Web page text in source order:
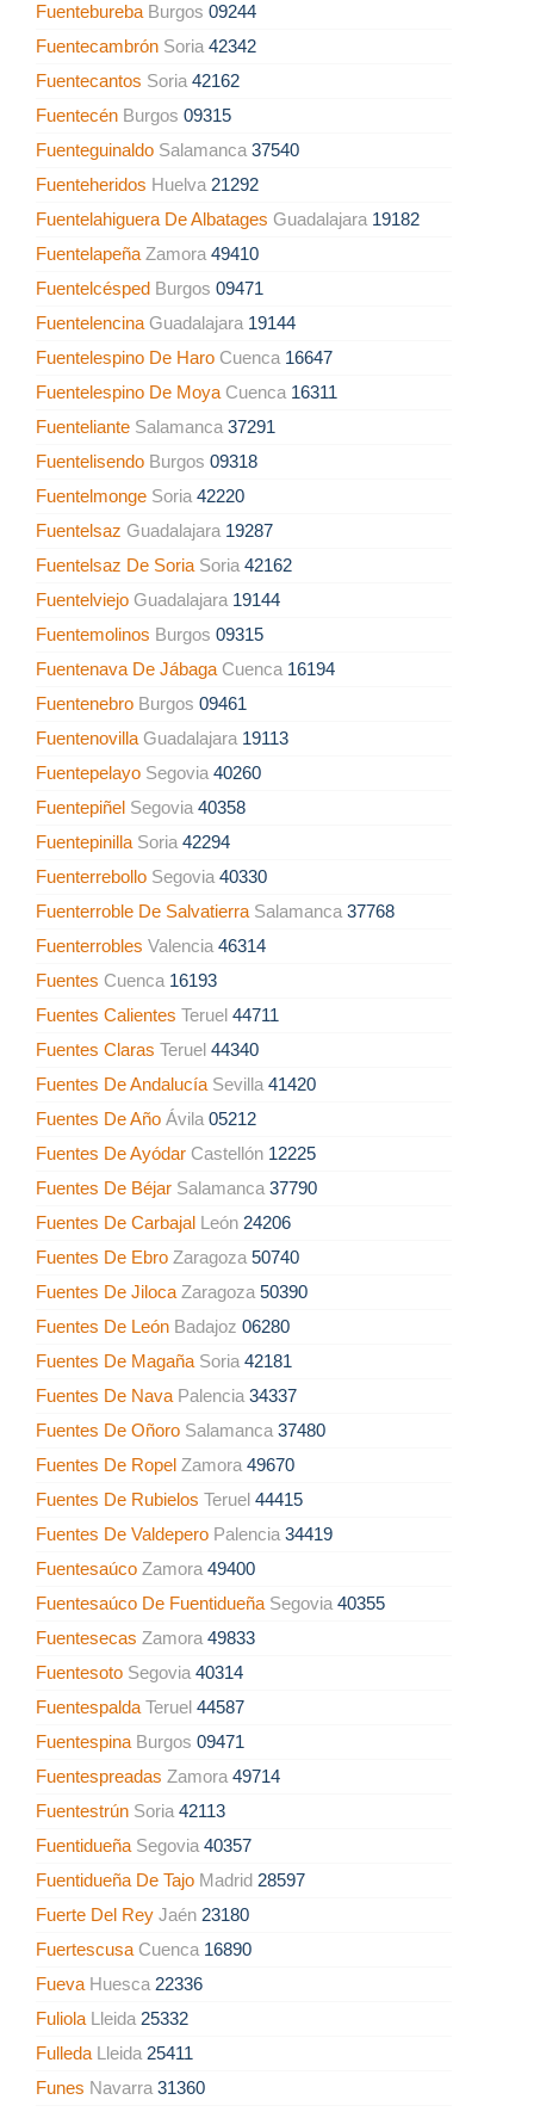
Fuentebureba Burgos 09244
Fuentecambrón Soria 42342
Fuentecantos Soria 42162
Fuentecén Burgos 09315
Fuenteguinaldo Salamanca 37540
Fuenteheridos Huelva 21292
Fuentelahiguera De Albatages Guadalajara 19182
Fuentelapeña Zamora 49410
Fuentelcésped Burgos 09471
Fuentelencina Guadalajara 19144
Fuentelespino De Haro Cuenca 16647
Fuentelespino De Moya Cuenca 16311
Fuenteliante Salamanca 37291
Fuentelisendo Burgos 09318
Fuentelmonge Soria 42220
Fuentelsaz Guadalajara 19287
Fuentelsaz De Soria Soria 42162
Fuentelviejo Guadalajara 19144
Fuentemolinos Burgos 09315
Fuentenava De Jábaga Cuenca 16194
Fuentenebro Burgos 09461
Fuentenovilla Guadalajara 19113
Fuentepelayo Segovia 40260
Fuentepiñel Segovia 40358
Fuentepinilla Soria 42294
Fuenterrebollo Segovia 40330
Fuenterroble De Salvatierra Salamanca 37768
Fuenterrobles Valencia 46314
Fuentes Cuenca 16193
Fuentes Calientes Teruel 44711
Fuentes Claras Teruel 44340
Fuentes De Andalucía Sevilla 41420
Fuentes De Año Ávila 05212
Fuentes De Ayódar Castellón 12225
Fuentes De Béjar Salamanca 37790
Fuentes De Carbajal León 24206
Fuentes De Ebro Zaragoza 50740
Fuentes De Jiloca Zaragoza 50390
Fuentes De León Badajoz 06280
Fuentes De Magaña Soria 42181
Fuentes De Nava Palencia 34337
Fuentes De Oñoro Salamanca 37480
Fuentes De Ropel Zamora 49670
Fuentes De Rubielos Teruel 44415
Fuentes De Valdepero Palencia 34419
Fuentesaúco Zamora 49400
Fuentesaúco De Fuentidueña Segovia 40355
Fuentesecas Zamora 49833
Fuentesoto Segovia 40314
Fuentespalda Teruel 44587
Fuentespina Burgos 09471
Fuentespreadas Zamora 49714
Fuentestrún Soria 42113
Fuentidueña Segovia 40357
Fuentidueña De Tajo Madrid 28597
Fuerte Del Rey Jaén 23180
Fuertescusa Cuenca 16890
Fueva Huesca 22336
Fuliola Lleida 25332
Fulleda Lleida 25411
Funes Navarra 31360